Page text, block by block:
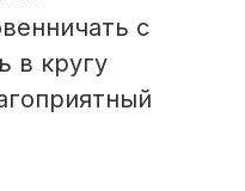
с
в кругу